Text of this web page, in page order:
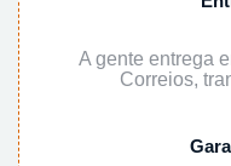
A gente entrega
Correios,